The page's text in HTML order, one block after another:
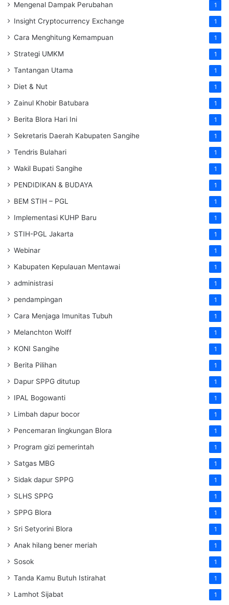
Mengenal Dampak Perubahan 1
Insight Cryptocurrency Exchange 1
Cara Menghitung Kemampuan 1
Strategi UMKM 1
Tantangan Utama 1
Diet & Nut 1
Zainul Khobir Batubara 1
Berita Blora Hari Ini 1
Sekretaris Daerah Kabupaten Sangihe 1
Tendris Bulahari 1
Wakil Bupati Sangihe 1
PENDIDIKAN & BUDAYA 1
BEM STIH – PGL 1
Implementasi KUHP Baru 1
STIH-PGL Jakarta 1
Webinar 1
Kabupaten Kepulauan Mentawai 1
administrasi 1
pendampingan 1
Cara Menjaga Imunitas Tubuh 1
Melanchton Wolff 1
KONI Sangihe 1
Berita Pilihan 1
Dapur SPPG ditutup 1
IPAL Bogowanti 1
Limbah dapur bocor 1
Pencemaran lingkungan Blora 1
Program gizi pemerintah 1
Satgas MBG 1
Sidak dapur SPPG 1
SLHS SPPG 1
SPPG Blora 1
Sri Setyorini Blora 1
Anak hilang bener meriah 1
Sosok 1
Tanda Kamu Butuh Istirahat 1
Lamhot Sijabat 1